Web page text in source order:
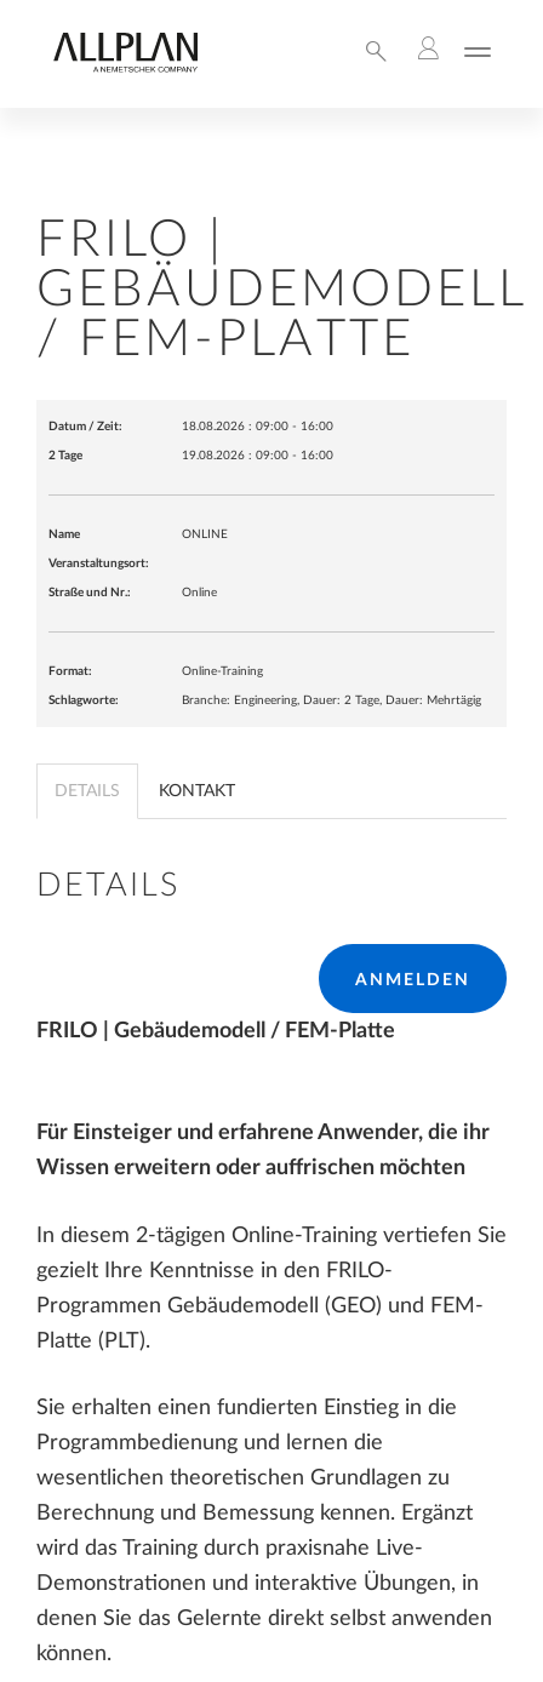
FRILO |
GEBÄUDEMODELL
/ FEM-PLATTE
Datum / Zeit: 18.08.2026 : 09:00 - 16:00
2 Tage 19.08.2026 : 09:00 - 16:00
Name
Veranstaltungsort:
ONLINE
Straße und Nr.: Online
Format: Online-Training
Schlagworte: Branche: Engineering, Dauer: 2 Tage, Dauer: Mehrtägig
DETAILS KONTAKT
DETAILS
ANMELDEN
FRILO | Gebäudemodell / FEM-Platte
Für Einsteiger und erfahrene Anwender, die ihr
Wissen erweitern oder auffrischen möchten
In diesem 2-tägigen Online-Training vertiefen Sie
gezielt Ihre Kenntnisse in den FRILO-
Programmen Gebäudemodell (GEO) und FEM-
Platte (PLT).
Sie erhalten einen fundierten Einstieg in die
Programmbedienung und lernen die
wesentlichen theoretischen Grundlagen zu
Berechnung und Bemessung kennen. Ergänzt
wird das Training durch praxisnahe Live-
Demonstrationen und interaktive Übungen, in
denen Sie das Gelernte direkt selbst anwenden
können.